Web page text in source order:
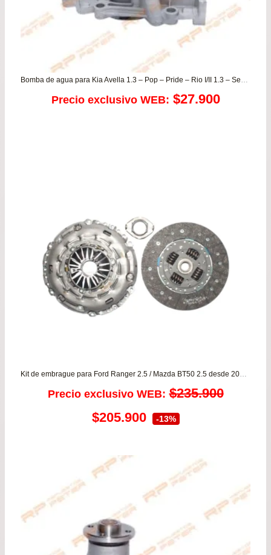
Bomba de agua para Kia Avella 1.3 – Pop – Pride – Rio I/II 1.3 – Sephia / Mazda 121 – 323 – Demio MX3 – Protege
Precio exclusivo WEB: $27.900
Kit de embrague para Ford Ranger 2.5 / Mazda BT50 2.5 desde 2006 hasta el 2014 LUK ORIGINAL
Precio exclusivo WEB: $235.900
El
original
$235.900.
$205.900El
es:
-13%